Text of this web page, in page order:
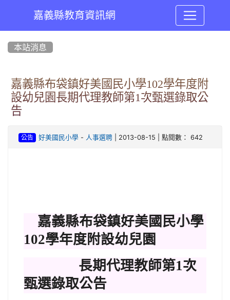
嘉義縣教育資訊網
本站消息
嘉義縣布袋鎮好美國民小學102學年度附
設幼兒園長期代理教師第1次甄選錄取公
告
公告 好美國民小學- 人事選聘| 2013-08-15 | 點閱數： 642
嘉義縣布袋鎮好美國民小學
102學年度附設幼兒園
長期代理教師第1次
甄選錄取公告